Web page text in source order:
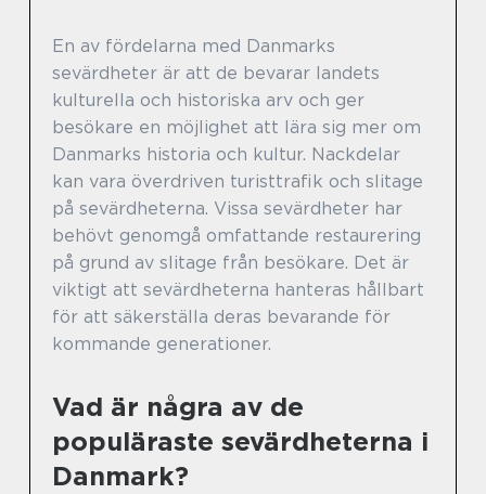
En av fördelarna med Danmarks
sevärdheter är att de bevarar landets
kulturella och historiska arv och ger
besökare en möjlighet att lära sig mer om
Danmarks historia och kultur. Nackdelar
kan vara överdriven turisttrafik och slitage
på sevärdheterna. Vissa sevärdheter har
behövt genomgå omfattande restaurering
på grund av slitage från besökare. Det är
viktigt att sevärdheterna hanteras hållbart
för att säkerställa deras bevarande för
kommande generationer.
Vad är några av de
populäraste sevärdheterna i
Danmark?